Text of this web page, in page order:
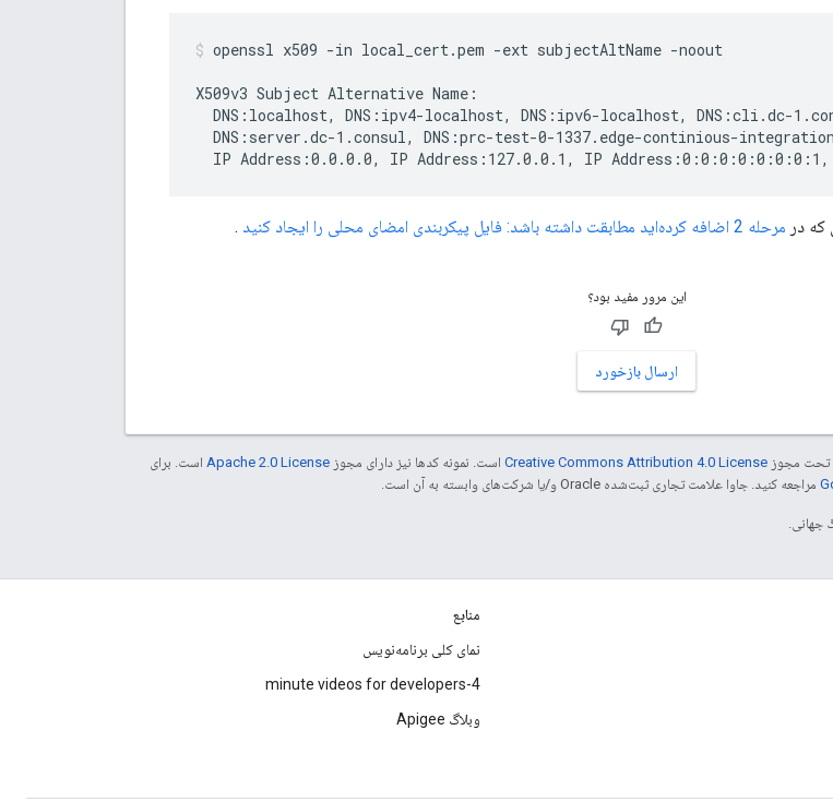
openssl x509 -in local_cert.pem -ext subjectAltName -noout
X509v3 Subject Alternative Name:
DNS:localhost, DNS:ipv4-localhost, DNS:ipv6-localhost, DNS:cli.dc-
DNS:server.dc-1.consul, DNS:prc-test-0-1337.edge-continious-
IP Address:0.0.0.0, IP Address:127.0.0.1, IP
مرحله 2 اضافه کرده‌اید مطابقت داشته باشد: فایل پیکربندی امضای محلی را ایجاد کنید .
این مرور مفید بود؟
ارسال بازخورد
تحت مجوز Creative Commons Attribution 4.0 License است. نمونه کدها نیز دارای مجوز Apache 2.0 License است. برای
مراجعه کنید. جاوا علامت تجاری ثبت‌شده Oracle و/یا شرکت‌های وابسته به آن است.
منابع
نمای کلی برنامه‌نویس
4-minute videos for developers
وبلاگ Apigee